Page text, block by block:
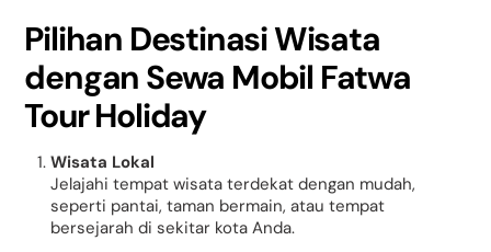
Pilihan Destinasi Wisata
dengan Sewa Mobil Fatwa
Tour Holiday
Wisata Lokal
Jelajahi tempat wisata terdekat dengan mudah,
seperti pantai, taman bermain, atau tempat
bersejarah di sekitar kota Anda.